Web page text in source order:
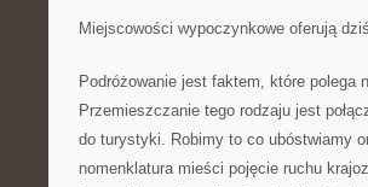
Miejscowości wypoczynkowe oferują
Podróżowanie jest faktem, które polega
Przemieszczanie tego rodzaju jest
do turystyki. Robimy to co ubóstwiamy
nomenklatura mieści pojęcie ruchu